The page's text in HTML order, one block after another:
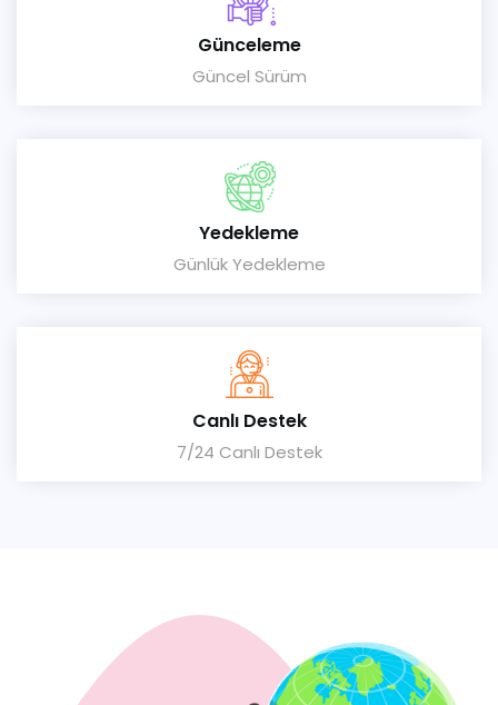
Günceleme
Güncel Sürüm
Yedekleme
Günlük Yedekleme
Canlı Destek
7/24 Canlı Destek